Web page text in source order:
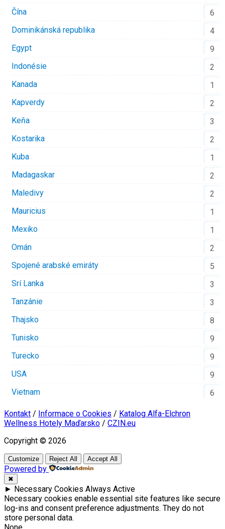
Čína
6
Dominikánská republika
4
Egypt
9
Indonésie
2
Kanada
1
Kapverdy
2
Keňa
3
Kostarika
2
Kuba
1
Madagaskar
2
Maledivy
2
Mauricius
1
Mexiko
1
Omán
2
Spojené arabské emiráty
5
Srí Lanka
3
Tanzánie
3
Thajsko
8
Tunisko
9
Turecko
9
USA
9
Vietnam
6
Kontakt / Informace o Cookies / Katalog Alfa-Elchron
Wellness Hotely Maďarsko / CZIN.eu
Copyright © 2026
Customize Reject All Accept All
Powered by
✖
► Necessary Cookies Always Active
Necessary cookies enable essential site features like secure
log-ins and consent preference adjustments. They do not
store personal data.